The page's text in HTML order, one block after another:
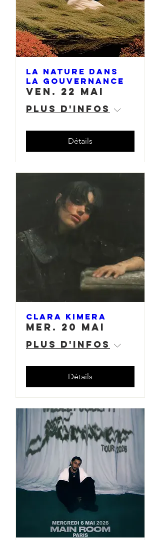
La Nature dans
la Gouvernance
ven. 22 mai
Plus d'infos
Détails
Clara Kimera
mer. 20 mai
Plus d'infos
Détails